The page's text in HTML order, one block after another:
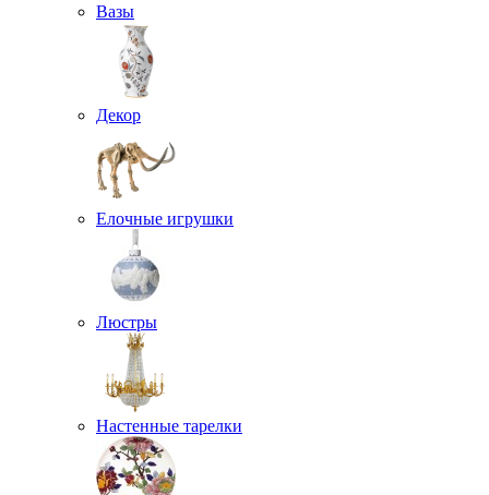
Вазы
Декор
Елочные игрушки
Люстры
Настенные тарелки